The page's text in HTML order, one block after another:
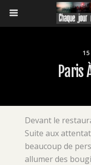
Paris
Devant le
Suite aux
beaucoup de
allumer des